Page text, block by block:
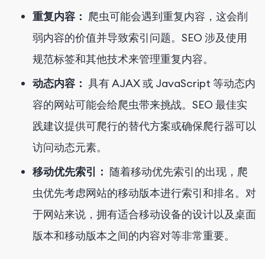
重复内容： 爬虫可能会遇到重复内容，这会削
弱内容的价值并导致索引问题。SEO 涉及使用
规范标签和其他技术来管理重复内容。
动态内容： 具有 AJAX 或 JavaScript 等动态内
容的网站可能会给爬虫带来挑战。SEO 最佳实
践建议提供可爬行的替代方案或确保爬行器可以
访问动态元素。
移动优先索引： 随着移动优先索引的出现，爬
虫优先考虑网站的移动版本进行索引和排名。对
于网站来说，拥有适合移动设备的设计以及桌面
版本和移动版本之间的内容对等非常重要。